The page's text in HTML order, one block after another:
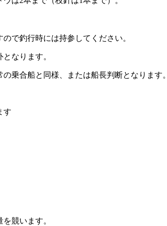
で釣行時には持参してください。
なります。
合船と同様、または船長判断となります。
す
競います。